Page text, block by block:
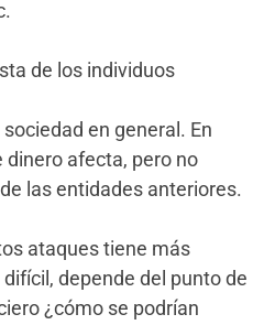
de los individuos
en general. En
afecta, pero no
las entidades anteriores.
ataques tiene más
depende del punto de
¿cómo se podrían